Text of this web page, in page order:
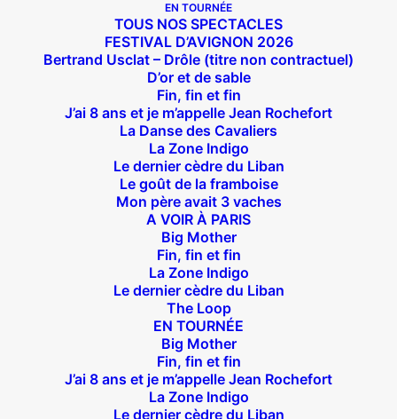
EN TOURNÉE
TOUS NOS SPECTACLES
FESTIVAL D’AVIGNON 2026
Bertrand Usclat – Drôle (titre non contractuel)
D’or et de sable
Fin, fin et fin
J’ai 8 ans et je m’appelle Jean Rochefort
La Danse des Cavaliers
La Zone Indigo
Le dernier cèdre du Liban
Le goût de la framboise
Mon père avait 3 vaches
A VOIR À PARIS
Big Mother
Fin, fin et fin
La Zone Indigo
Le dernier cèdre du Liban
The Loop
EN TOURNÉE
Big Mother
Fin, fin et fin
J’ai 8 ans et je m’appelle Jean Rochefort
La Zone Indigo
Le dernier cèdre du Liban
Suivez nous !